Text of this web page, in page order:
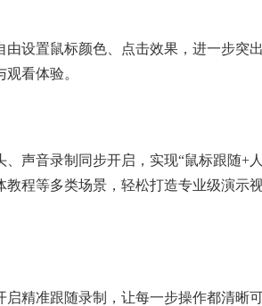
设置鼠标颜色、点击效果，进一步突
看体验。
声音录制同步开启，实现“鼠标跟随+
程等多类场景，轻松打造专业级演示
精准跟随录制，让每一步操作都清晰